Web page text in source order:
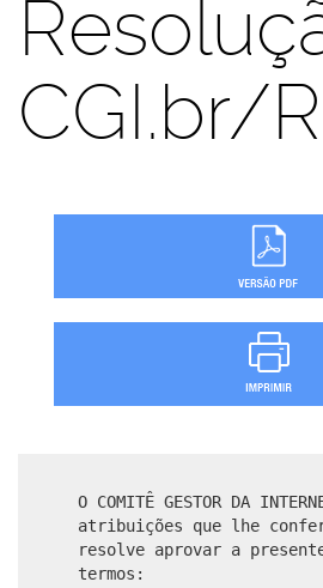
CGI.br/
O COMITÊ GESTOR DA
atribuições que lhe
resolve aprovar a
termos: